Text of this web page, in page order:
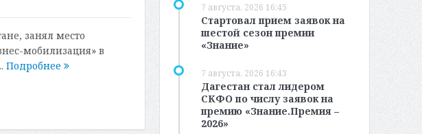
занял место
мобилизация» в
Подробнее
7 августа, 2026 16:45
Стартовал прием заявок на
шестой сезон премии
«Знание»
7 августа, 2026 16:43
Дагестан стал лидером
СКФО по числу заявок на
премию «Знание.Премия –
2026»